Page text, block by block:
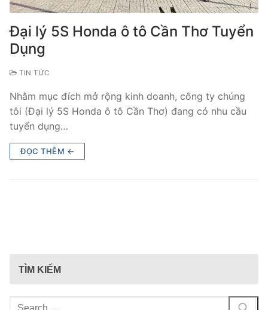
Đại lý 5S Honda ô tô Cần Thơ Tuyển
Dụng
TIN TỨC
Nhằm mục đích mở rộng kinh doanh, công ty chúng
tôi (Đại lý 5S Honda ô tô Cần Thơ) đang có nhu cầu
tuyển dụng…
ĐỌC THÊM ←
TÌM KIẾM
Tìm